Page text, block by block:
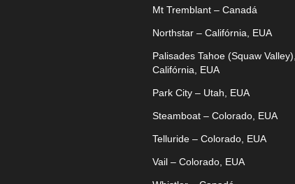
Mt Tremblant – Canadá
Northstar – Califórnia, EUA
Palisades Tahoe (Squaw
Califórnia, EUA
Park City – Utah, EUA
Steamboat – Colorado, EUA
Telluride – Colorado, EUA
Vail – Colorado, EUA